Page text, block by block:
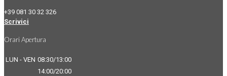
+39 081 30 32 326
Scrivici
Orari Apertura
LUN - VEN 08:30/13:00
14:00/20:00